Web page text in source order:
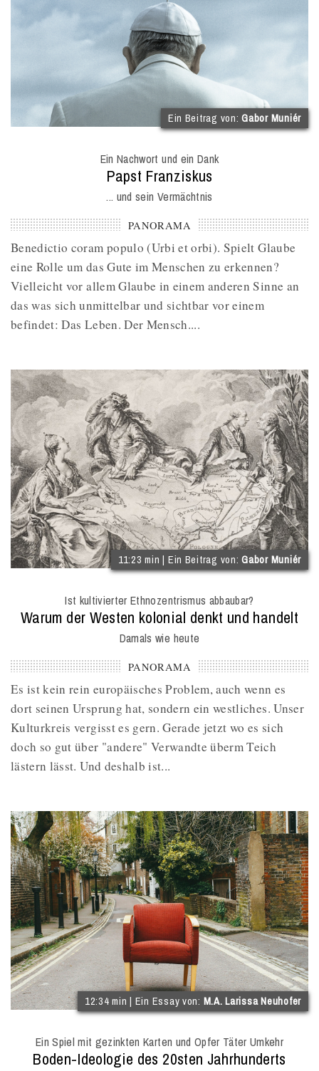
Ein Beitrag von:Gabor Muniér
Ein Nachwort und ein Dank
:
Papst Franziskus
... und sein Vermächtnis
PANORAMA
Benedictio coram populo (Urbi et orbi). Spielt Glaube
eine Rolle um das Gute im Menschen zu erkennen?
Vielleicht vor allem Glaube in einem anderen Sinne an
das was sich unmittelbar und sichtbar vor einem
befindet: Das Leben. Der Mensch....
11:23 min | Ein Beitrag von:Gabor Muniér
Ist kultivierter Ethnozentrismus abbaubar?
:
Warum der Westen kolonial denkt und handelt
Damals wie heute
PANORAMA
Es ist kein rein europäisches Problem, auch wenn es
dort seinen Ursprung hat, sondern ein westliches. Unser
Kulturkreis vergisst es gern. Gerade jetzt wo es sich
doch so gut über "andere" Verwandte überm Teich
lästern lässt. Und deshalb ist...
12:34 min | Ein Essay von: M.A. Larissa Neuhofer
Ein Spiel mit gezinkten Karten und Opfer Täter Umkehr
:
Boden-Ideologie des 20sten Jahrhunderts